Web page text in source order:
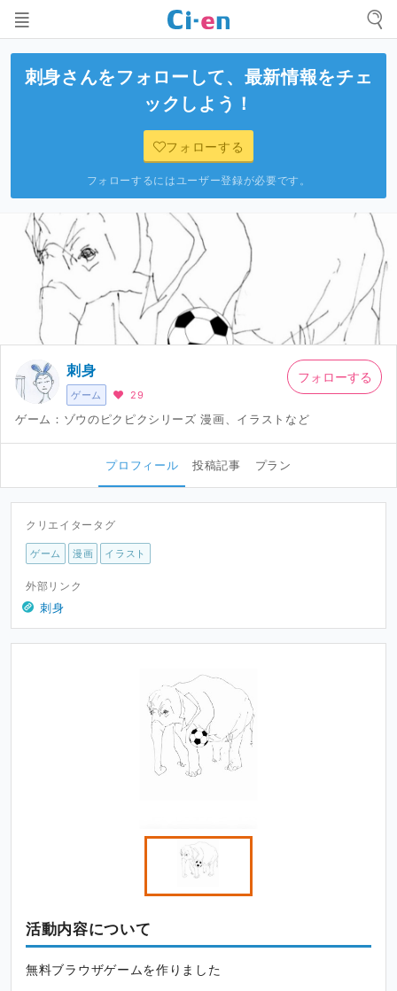
刺身さんをフォローして、最新情報をチェ
ックしよう！
フォローする
フォローするにはユーザー登録が必要です。
ゲーム
刺身
29
ゲーム：ゾウのピクピクシリーズ 漫画、イラストなど
フォローする
プロフィール 投稿記事 プラン
クリエイタータグ
ゲーム 漫画 イラスト
外部リンク
刺身
活動内容について
無料ブラウザゲームを作りました